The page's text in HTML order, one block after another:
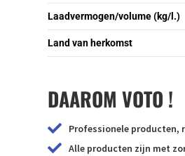
Laadvermogen/volume (kg/l.)
Land van herkomst
DAAROM VOTO !
Professionele producten,
Alle producten zijn met